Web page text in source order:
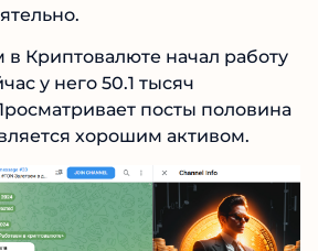
самостоятельно.
в Криптовалюте начал
и сейчас у него 50.1 тысяч
посты
что является хорошим